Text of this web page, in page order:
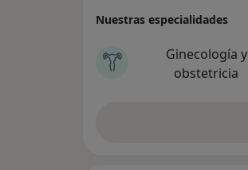
Nuestras especialidades
Ginecología y
obstetricia